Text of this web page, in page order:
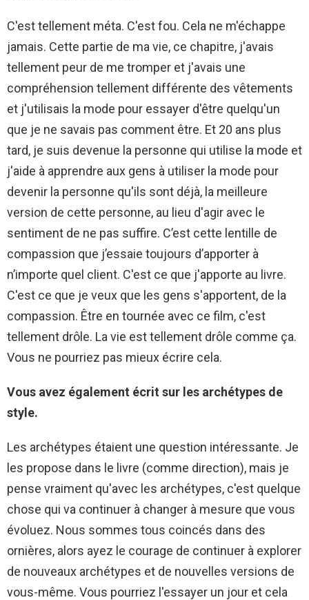
C'est tellement méta. C'est fou. Cela ne m'échappe
jamais. Cette partie de ma vie, ce chapitre, j'avais
tellement peur de me tromper et j'avais une
compréhension tellement différente des vêtements
et j'utilisais la mode pour essayer d'être quelqu'un
que je ne savais pas comment être. Et 20 ans plus
tard, je suis devenue la personne qui utilise la mode et
j'aide à apprendre aux gens à utiliser la mode pour
devenir la personne qu'ils sont déjà, la meilleure
version de cette personne, au lieu d'agir avec le
sentiment de ne pas suffire. C’est cette lentille de
compassion que j’essaie toujours d’apporter à
n’importe quel client. C'est ce que j'apporte au livre.
C'est ce que je veux que les gens s'apportent, de la
compassion. Être en tournée avec ce film, c'est
tellement drôle. La vie est tellement drôle comme ça.
Vous ne pourriez pas mieux écrire cela.
Vous avez également écrit sur les archétypes de
style.
Les archétypes étaient une question intéressante. Je
les propose dans le livre (comme direction), mais je
pense vraiment qu'avec les archétypes, c'est quelque
chose qui va continuer à changer à mesure que vous
évoluez. Nous sommes tous coincés dans des
ornières, alors ayez le courage de continuer à explorer
de nouveaux archétypes et de nouvelles versions de
vous-même. Vous pourriez l'essayer un jour et cela